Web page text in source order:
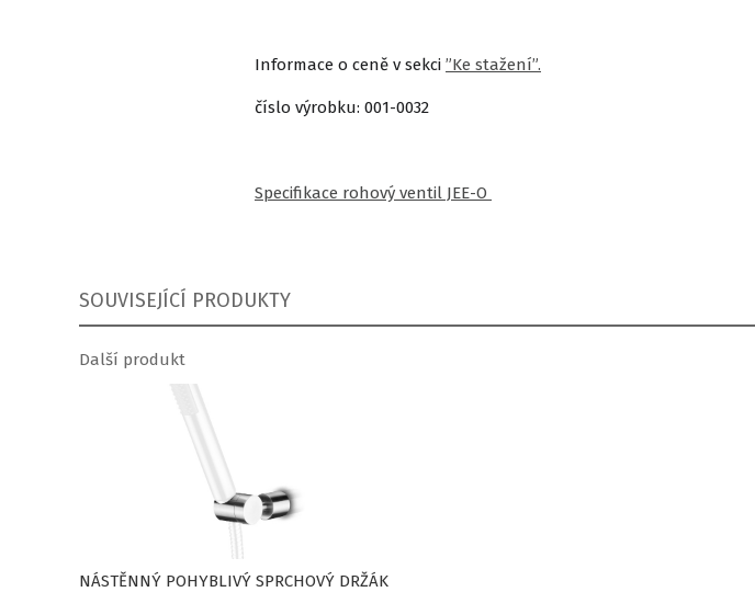
Informace o ceně v sekci ”Ke stažení”.
číslo výrobku: 001-0032
Specifikace rohový ventil JEE-O
SOUVISEJÍCÍ PRODUKTY
Další produkt
NÁSTĚNNÝ POHYBLIVÝ SPRCHOVÝ DRŽÁK